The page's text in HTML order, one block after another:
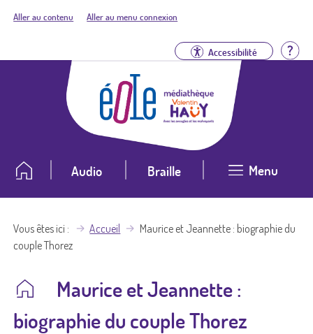
Aller au contenu Aller au menu connexion
Accessibilité
Audio Braille Menu
Vous êtes ici Accueil
Maurice et Jeannette : biographie du
couple Thorez
Maurice et Jeannette :
biographie du couple Thorez